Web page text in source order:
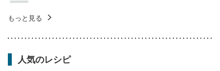
もっと見る
人気のレシピ